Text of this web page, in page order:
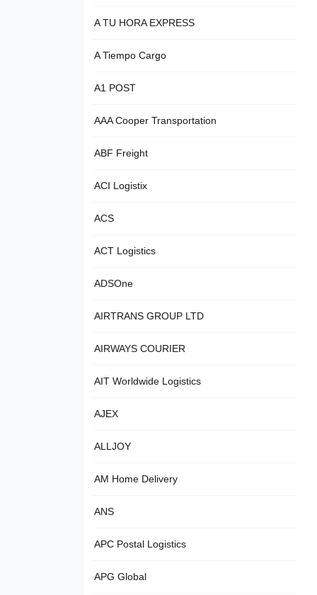
A TU HORA EXPRESS
A Tiempo Cargo
A1 POST
AAA Cooper Transportation
ABF Freight
ACI Logistix
ACS
ACT Logistics
ADSOne
AIRTRANS GROUP LTD
AIRWAYS COURIER
AIT Worldwide Logistics
AJEX
ALLJOY
AM Home Delivery
ANS
APC Postal Logistics
APG Global